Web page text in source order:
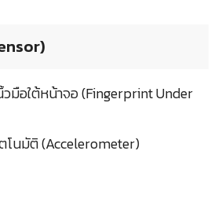
มือใต้หน้าจอ (Fingerprint Under
นมัติ (Accelerometer)